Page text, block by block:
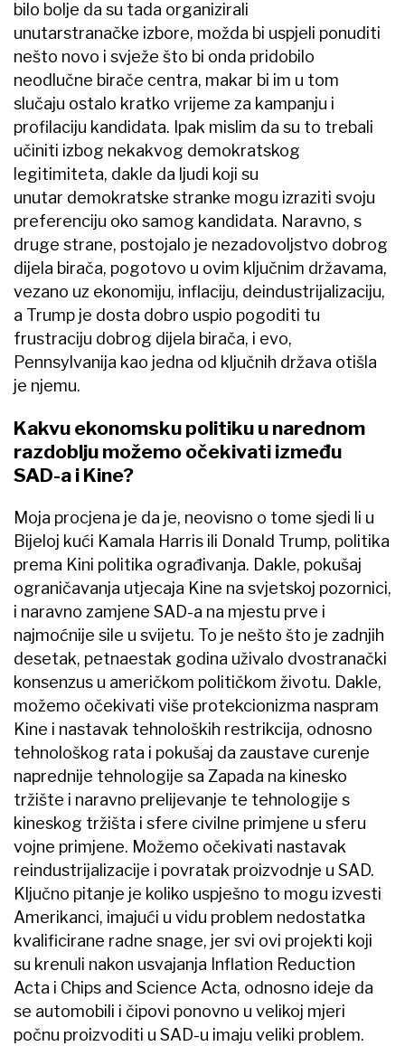
bilo bolje da su tada organizirali
unutarstranačke izbore, možda bi uspjeli ponuditi
nešto novo i svježe što bi onda pridobilo
neodlučne birače centra, makar bi im u tom
slučaju ostalo kratko vrijeme za kampanju i
profilaciju kandidata. Ipak mislim da su to trebali
učiniti izbog nekakvog demokratskog
legitimiteta, dakle da ljudi koji su
unutar demokratske stranke mogu izraziti svoju
preferenciju oko samog kandidata. Naravno, s
druge strane, postojalo je nezadovoljstvo dobrog
dijela birača, pogotovo u ovim ključnim državama,
vezano uz ekonomiju, inflaciju, deindustrijalizaciju,
a Trump je dosta dobro uspio pogoditi tu
frustraciju dobrog dijela birača, i evo,
Pennsylvanija kao jedna od ključnih država otišla
je njemu.
Kakvu ekonomsku politiku u narednom
razdoblju možemo očekivati između
SAD-a i Kine?
Moja procjena je da je, neovisno o tome sjedi li u
Bijeloj kući Kamala Harris ili Donald Trump, politika
prema Kini politika ograđivanja. Dakle, pokušaj
ograničavanja utjecaja Kine na svjetskoj pozornici,
i naravno zamjene SAD-a na mjestu prve i
najmoćnije sile u svijetu. To je nešto što je zadnjih
desetak, petnaestak godina uživalo dvostranački
konsenzus u američkom političkom životu. Dakle,
možemo očekivati više protekcionizma naspram
Kine i nastavak tehnoloških restrikcija, odnosno
tehnološkog rata i pokušaj da zaustave curenje
naprednije tehnologije sa Zapada na kinesko
tržište i naravno prelijevanje te tehnologije s
kineskog tržišta i sfere civilne primjene u sferu
vojne primjene. Možemo očekivati nastavak
reindustrijalizacije i povratak proizvodnje u SAD.
Ključno pitanje je koliko uspješno to mogu izvesti
Amerikanci, imajući u vidu problem nedostatka
kvalificirane radne snage, jer svi ovi projekti koji
su krenuli nakon usvajanja Inflation Reduction
Acta i Chips and Science Acta, odnosno ideje da
se automobili i čipovi ponovno u velikoj mjeri
počnu proizvoditi u SAD-u imaju veliki problem.